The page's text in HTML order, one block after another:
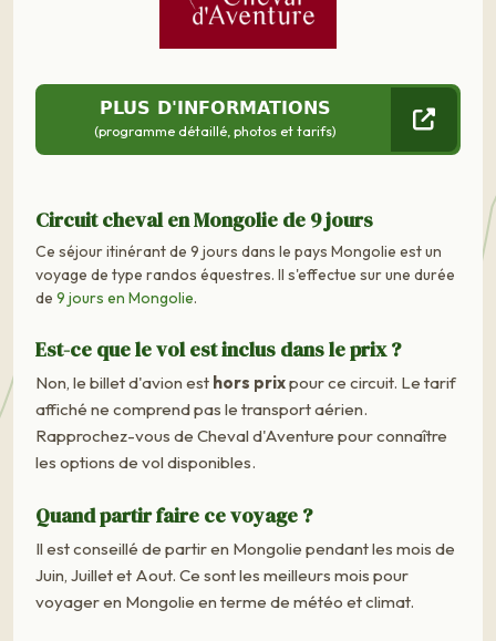
PLUS D'INFORMATIONS
(programme détaillé, photos et tarifs)
Circuit cheval en Mongolie de 9 jours
Ce séjour itinérant de 9 jours dans le pays Mongolie est un
voyage de type randos équestres. Il s'effectue sur une durée
de 9 jours en Mongolie.
Est-ce que le vol est inclus dans le prix ?
Non, le billet d'avion est hors prixpour ce circuit. Le tarif
affiché ne comprend pas le transport aérien.
Rapprochez-vous de Cheval d'Aventure pour connaître
les options de vol disponibles.
Quand partir faire ce voyage ?
Il est conseillé de partir en Mongolie pendant les mois de
Juin, Juillet et Aout. Ce sont les meilleurs mois pour
voyager en Mongolie en terme de météo et climat.